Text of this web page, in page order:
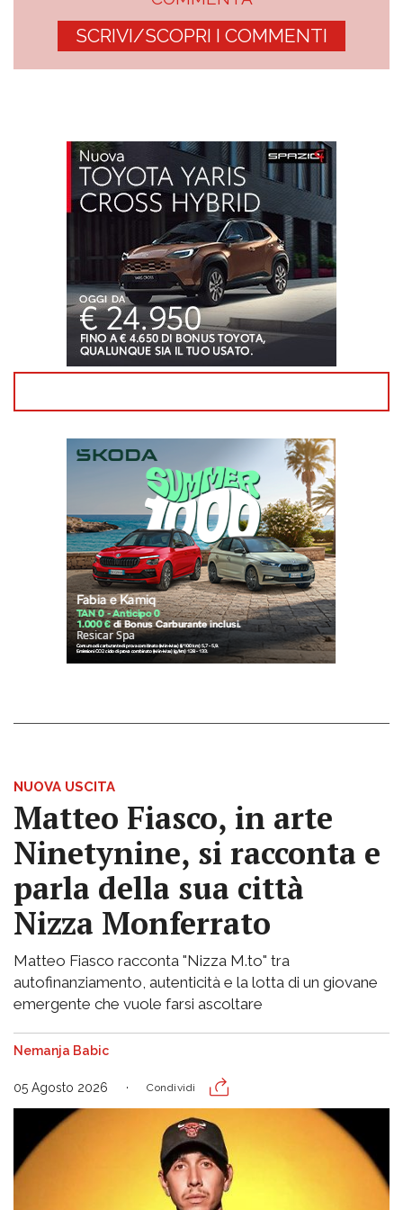
SCRIVI/SCOPRI I COMMENTI
NUOVA USCITA
Matteo Fiasco, in arte
Ninetynine, si racconta e
parla della sua città
Nizza Monferrato
Matteo Fiasco racconta "Nizza M.to" tra
autofinanziamento, autenticità e la lotta di un giovane
emergente che vuole farsi ascoltare
Nemanja Babic
05 Agosto 2026 Condividi